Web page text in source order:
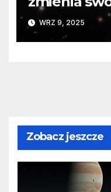
Warkocz
WRZ 9, 2025
Zobacz jeszcze